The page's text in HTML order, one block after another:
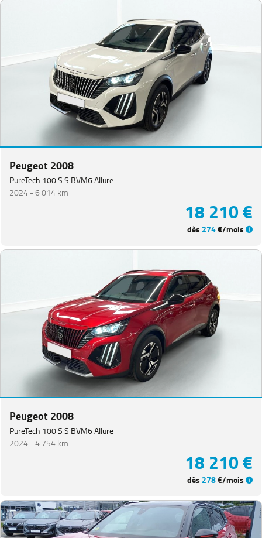
Peugeot 2008
PureTech 100 S S BVM6 Allure
2024 -6 014 km
18 210 €
dès 274€/mois
Peugeot 2008
PureTech 100 S S BVM6 Allure
2024 -4 754 km
18 210 €
dès 278€/mois